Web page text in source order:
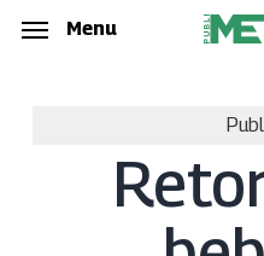
Skip
Menu
Menu